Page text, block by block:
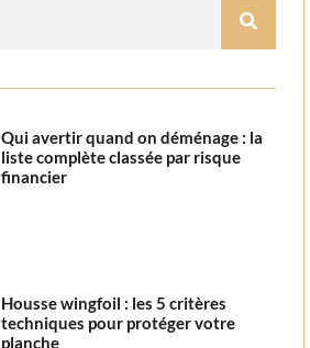
Qui avertir quand on déménage : la
liste complète classée par risque
financier
Housse wingfoil : les 5 critères
techniques pour protéger votre
planche